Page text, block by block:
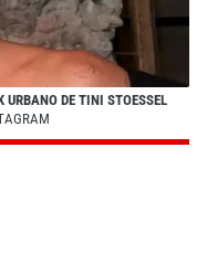
DE TINI STOESSEL